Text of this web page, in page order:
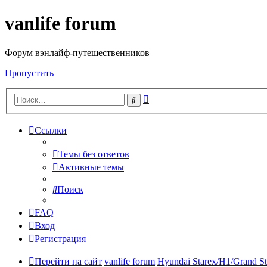
vanlife forum
Форум вэнлайф-путешественников
Пропустить
Поиск
Ссылки
Темы без ответов
Активные темы
Поиск
FAQ
Вход
Регистрация
Перейти на сайт vanlife forum Hyundai Starex/H1/Grand